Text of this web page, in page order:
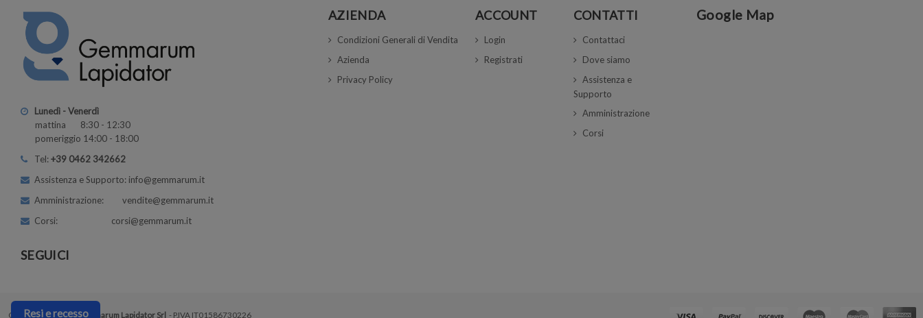
Lunedì - Venerdì
mattina 8:30 - 12:30
pomeriggio 14:00 - 18:00
Tel:+39 0462 342662
Assistenza e Supporto: info@gemmarum.it
Amministrazione: vendite@gemmarum.it
Corsi: corsi@gemmarum.it
SEGUICI
AZIENDA
Condizioni Generali di Vendita
Azienda
Privacy Policy
ACCOUNT
Login
Registrati
CONTATTI
Contattaci
Dove siamo
Assistenza e
Supporto
Amministrazione
Corsi
Google Map
Copyright © 2026 |Gemmarum Lapidator Srl - P.IVA IT01586730226
Resi e recesso